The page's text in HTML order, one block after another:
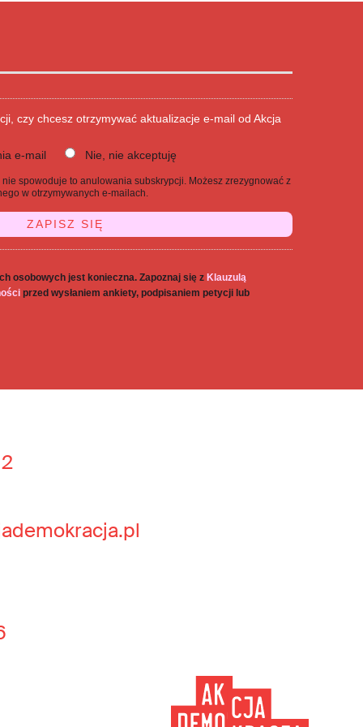
czy chcesz otrzymywać aktualizacje e-mail od Akcja
e-mail
Nie, nie akceptuję
spowoduje to anulowania subskrypcji. Możesz zrezygnować z
w otrzymywanych e-mailach.
osobowych jest konieczna. Zapoznaj się z Klauzulą
przed wysłaniem ankiety, podpisaniem petycji lub